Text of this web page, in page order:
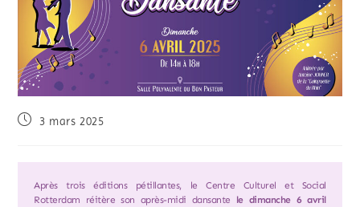
3 mars 2025
Après trois éditions pétillantes, le Centre Culturel et Social
Rotterdam réitère son après-midi dansante le dimanche 6 avril